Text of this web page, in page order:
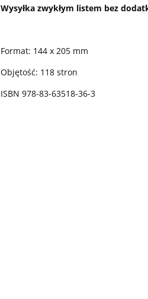
Wysyłka zwykłym listem bez
Format: 144 x 205 mm
Objętość: 118 stron
ISBN 978-83-63518-36-3